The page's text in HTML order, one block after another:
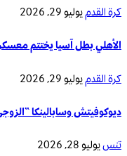
كرة القدميوليو 29, 2026
الأهلي بطل آسيا يختتم
كرة القدميوليو 29, 2026
ديوكوفيتش وسابالينكا
تنسيوليو 28, 2026